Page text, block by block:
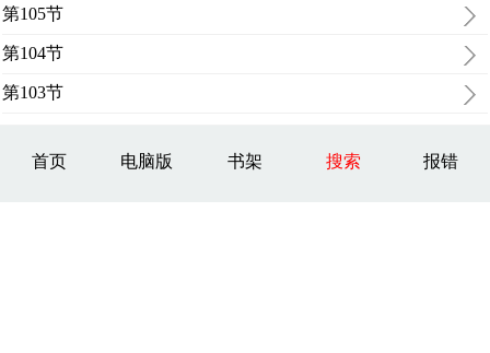
第105节
第104节
第103节
首页 电脑版 书架 搜索 报错